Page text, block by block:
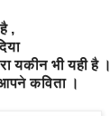
,
यकीन भी यही है ।
कविता ।